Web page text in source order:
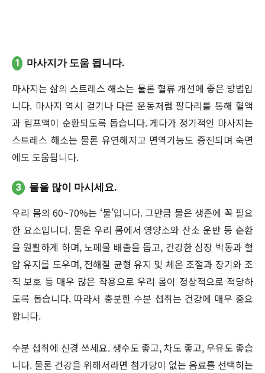
1 마사지가 도움 됩니다.
마사지는 삶의 스트레스 해소는 물론 혈류 개선에 좋은 방법입
니다. 마사지 역시 걷기나 다른 운동처럼 팔다리를 통해 혈액
과 림프액이 순환되도록 돕습니다. 게다가 정기적인 마사지는
스트레스 해소는 물론 유연해지고 면역기능도 증진되며 숙면
에도 도움됩니다.
3 물을 많이 마시세요.
우리 몸의 60~70%는 ‘물’입니다. 그만큼 물은 생존에 꼭 필요
한 요소입니다. 물은 우리 몸에서 영양소와 산소 운반 등 순환
을 원활하게 하며, 노폐물 배출을 돕고, 건강한 심장 박동과 혈
압 유지를 도우며, 전해질 균형 유지 및 체온 조절과 장기와 조
직 보호 등 매우 많은 작용으로 우리 몸이 정상적으로 적당하
도록 돕습니다. 따라서 충분한 수분 섭취는 건강에 매우 중요
합니다.
수분 섭취에 신경 쓰세요. 생수도 좋고, 차도 좋고, 우유도 좋습
니다. 물론 건강을 위해서라면 첨가당이 없는 음료를 선택하는